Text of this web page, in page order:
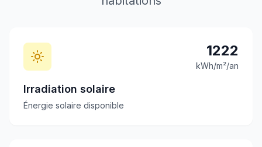
1222
kWh/m²/an
Irradiation solaire
Énergie solaire disponible